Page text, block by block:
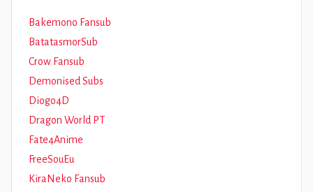
Bakemono Fansub
BatatasmorSub
Crow Fansub
Demonised Subs
Diogo4D
Dragon World PT
Fate4Anime
FreeSouEu
KiraNeko Fansub